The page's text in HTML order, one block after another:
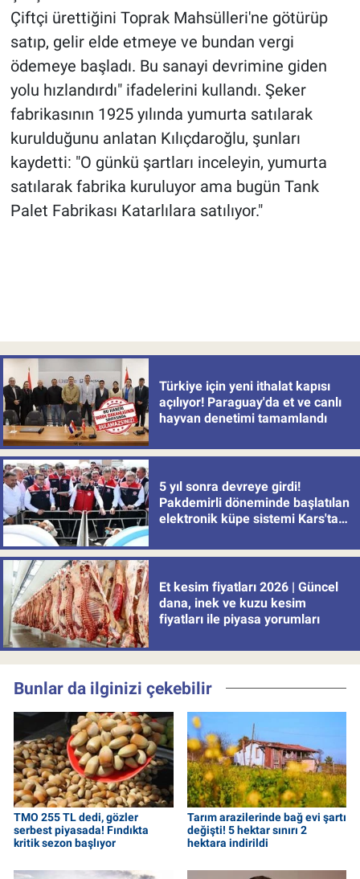
Çiftçi ürettiğini Toprak Mahsülleri'ne götürüp
satıp, gelir elde etmeye ve bundan vergi
ödemeye başladı. Bu sanayi devrimine giden
yolu hızlandırdı" ifadelerini kullandı. Şeker
fabrikasının 1925 yılında yumurta satılarak
kurulduğunu anlatan Kılıçdaroğlu, şunları
kaydetti: "O günkü şartları inceleyin, yumurta
satılarak fabrika kuruluyor ama bugün Tank
Palet Fabrikası Katarlılara satılıyor."
Türkiye için yeni ithalat kapısı
açılıyor! Paraguay'da et ve canlı
hayvan denetimi tamamlandı
5 yıl sonra devreye girdi!
Pakdemirli döneminde başlatılan
elektronik küpe sistemi Kars'tan
Et kesim fiyatları 2026 | Güncel
dana, inek ve kuzu kesim
fiyatları ile piyasa yorumları
Bunlar da ilginizi çekebilir
TMO 255 TL dedi, gözler
serbest piyasada! Fındıkta
kritik sezon başlıyor
Tarım arazilerinde bağ evi şartı
değişti! 5 hektar sınırı 2
hektara indirildi